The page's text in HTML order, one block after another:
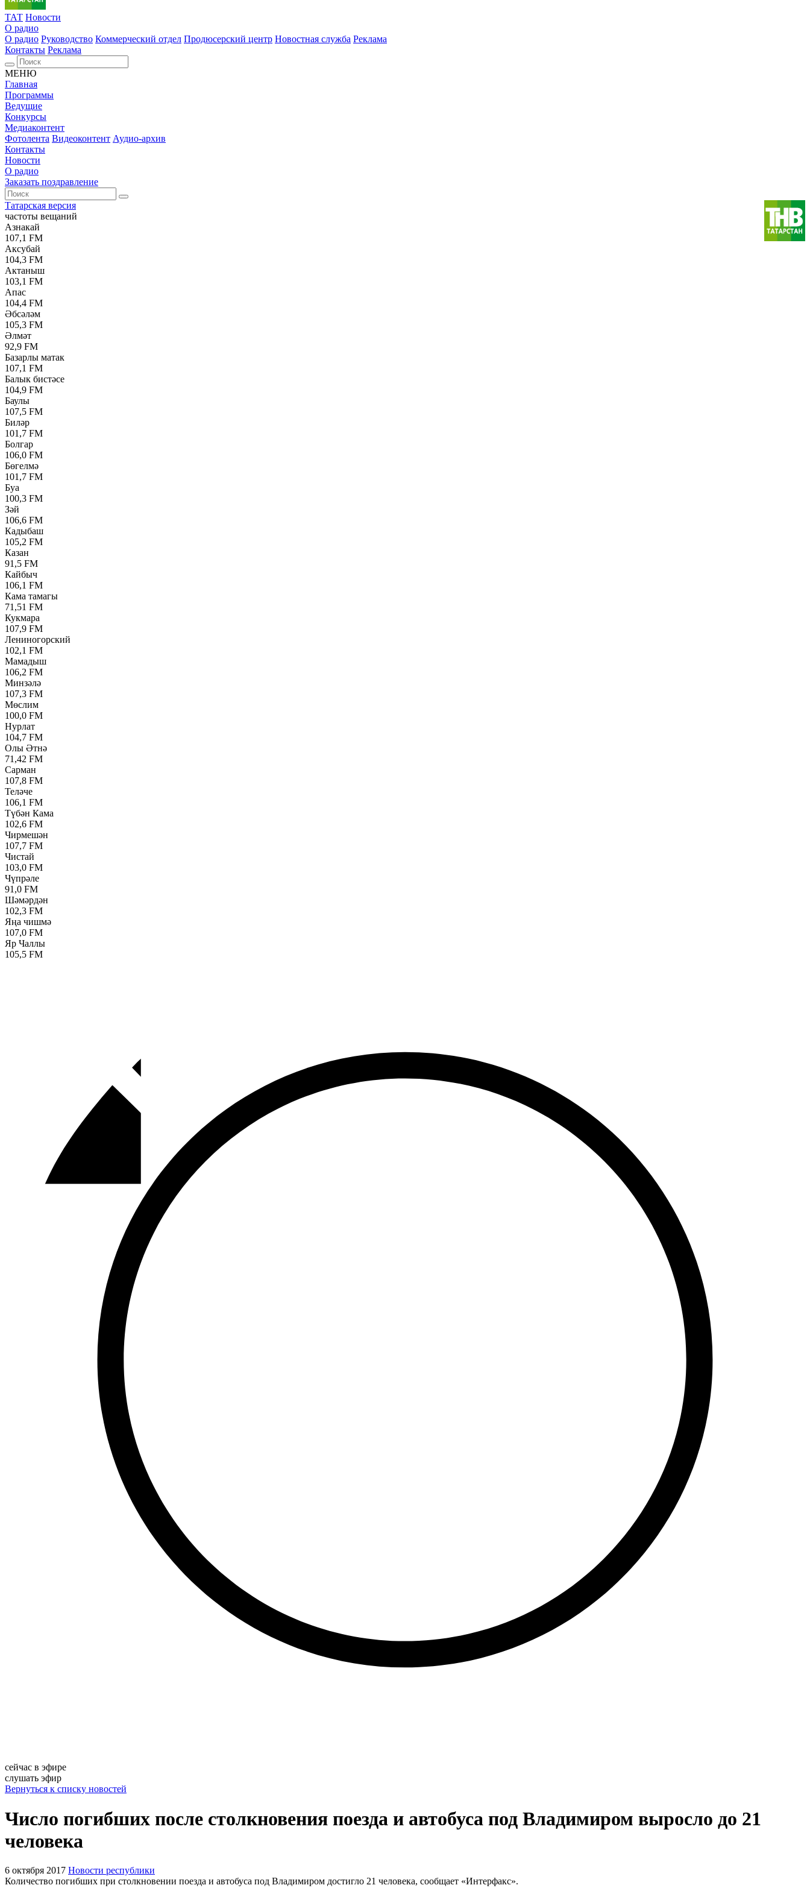
ТАТ Новости
О радио
О радио Руководство Коммерческий отдел Продюсерский центр Новостная служба Реклама
Контакты Реклама
МЕНЮ
Главная
Программы
Ведущие
Конкурсы
Медиаконтент
Фотолента Видеоконтент Аудио-архив
Контакты
Новости
О радио
Заказать поздравление
Татарская версия
частоты вещаний
Азнакай
107,1 FM
Аксубай
104,3 FM
Актаныш
103,1 FM
Апас
104,4 FM
Әбсәләм
105,3 FM
Әлмәт
92,9 FM
Базарлы матак
107,1 FM
Балык бистәсе
104,9 FM
Баулы
107,5 FM
Биләр
101,7 FM
Болгар
106,0 FM
Бөгелмә
101,7 FM
Буа
100,3 FM
Зәй
106,6 FM
Кадыбаш
105,2 FM
Казан
91,5 FM
Кайбыч
106,1 FM
Кама тамагы
71,51 FM
Кукмара
107,9 FM
Лениногорский
102,1 FM
Мамадыш
106,2 FM
Минзәлә
107,3 FM
Мөслим
100,0 FM
Нурлат
104,7 FM
Олы Әтнә
71,42 FM
Сарман
107,8 FM
Теләче
106,1 FM
Түбән Кама
102,6 FM
Чирмешән
107,7 FM
Чистай
103,0 FM
Чүпрәле
91,0 FM
Шәмәрдән
102,3 FM
Яңа чишмә
107,0 FM
Яр Чаллы
105,5 FM
сейчас в эфире
слушать эфир
Вернуться к списку новостей
Число погибших после столкновения поезда и автобуса под Владимиром выросло до 21
человека
6 октября 2017 Новости республики
Количество погибших при столкновении поезда и автобуса под Владимиром достигло 21 человека, сообщает «Интерфакс».